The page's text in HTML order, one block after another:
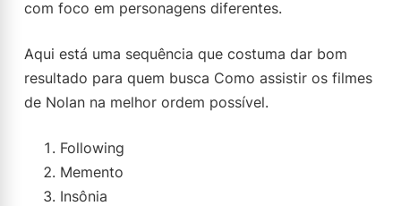
com foco em personagens diferentes.
Aqui está uma sequência que costuma dar bom
resultado para quem busca Como assistir os filmes
de Nolan na melhor ordem possível.
Following
Memento
Insônia